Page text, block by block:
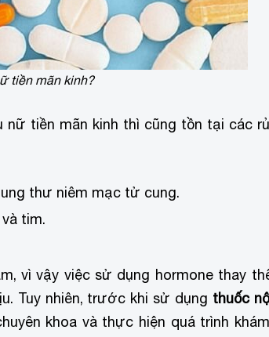
tiền mãn kinh?
nữ tiền mãn kinh thì cũng tồn tại các
thư niêm mạc tử cung.
tim.
vì vậy việc sử dụng hormone thay
Tuy nhiên, trước khi sử dụng thuốc
khoa và thực hiện quá trình